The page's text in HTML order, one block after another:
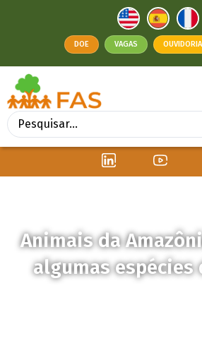
DOE VAGAS OUVIDORIA
Animais da
algumas espécies